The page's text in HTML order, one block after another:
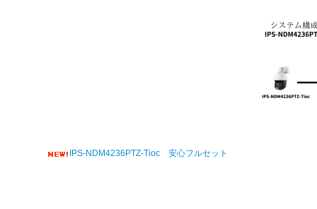
IPS-NDM4236PTZ-Tioc 安心フルセット